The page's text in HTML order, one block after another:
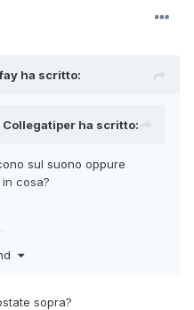
ha scritto:
ha scritto:
sul suono oppure
cosa?
sopra?